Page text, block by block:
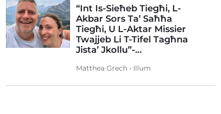
“Int Is-Sieħeb Tiegħi, L-
Akbar Sors Ta’ Saħħa
Tiegħi, U L-Aktar Missier
Twajjeb Li T-Tifel Tagħna
Jista’ Jkollu”-…
Matthea Grech • Illum